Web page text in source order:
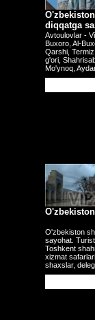
diqqatga
Avtoulovlar -
Buxoro, Al-
Qarshi,
g'ori,
Mo'ynoq,
Farg'ona,
Qo'qon -
O'zbekiston
sayohat.
Toshkent
xizmat
shaxslar,
ishbilarmonlar,
mehmonlar,
- jismoniy